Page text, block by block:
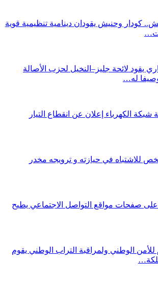
كودار وحنيش يقودان دينامية تنظيمية قوية
يقود لائحة جليز–النخيل لحزب الأصالة
له…
الكهرباء إعلان عن انقطاع التيار
في حيازته و ترويجه مخدر
صفحات مواقع التواصل الاجتماعي يطيح
الوطني ولمراقبة التراب الوطني يقوم